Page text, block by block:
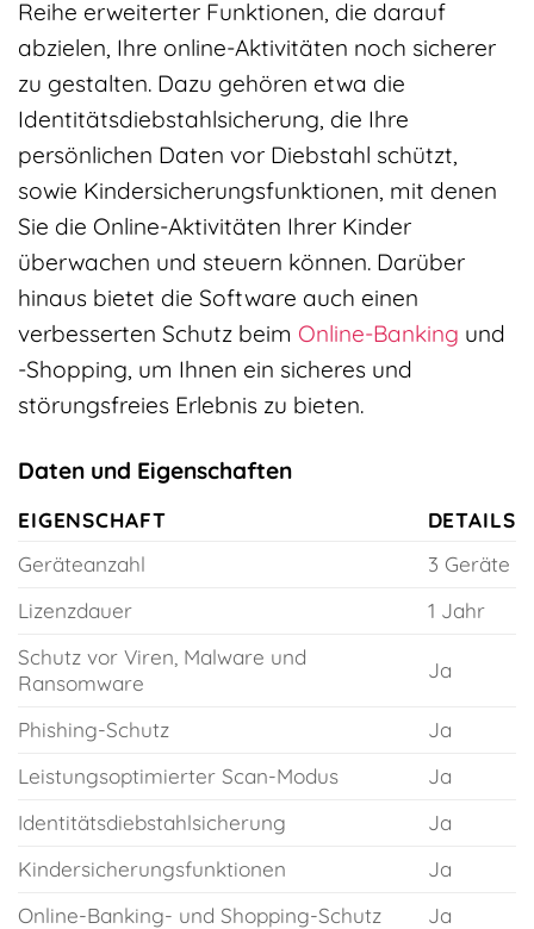
Reihe erweiterter Funktionen, die darauf
abzielen, Ihre online-Aktivitäten noch sicherer
zu gestalten. Dazu gehören etwa die
Identitätsdiebstahlsicherung, die Ihre
persönlichen Daten vor Diebstahl schützt,
sowie Kindersicherungsfunktionen, mit denen
Sie die Online-Aktivitäten Ihrer Kinder
überwachen und steuern können. Darüber
hinaus bietet die Software auch einen
verbesserten Schutz beim Online-Banking und
-Shopping, um Ihnen ein sicheres und
störungsfreies Erlebnis zu bieten.
Daten und Eigenschaften
EIGENSCHAFT
DETAILS
Geräteanzahl
3 Geräte
Lizenzdauer
1 Jahr
Schutz vor Viren, Malware und
Ransomware
Ja
Phishing-Schutz
Ja
Leistungsoptimierter Scan-Modus
Ja
Identitätsdiebstahlsicherung
Ja
Kindersicherungsfunktionen
Ja
Online-Banking- und Shopping-Schutz
Ja